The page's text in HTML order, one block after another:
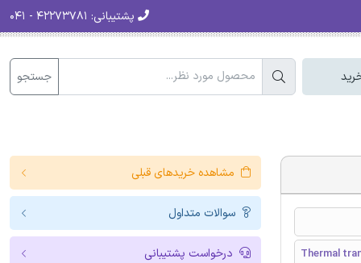
پشتیبانی:
جستجو
Thermal
مشاهده خریدهای قبلی
سوالات متداول
درخواست پشتیبانی